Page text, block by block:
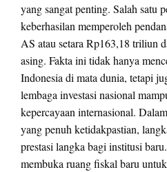
yang sangat penting. Salah satu
keberhasilan memperoleh
AS atau setara Rp163,18 triliun
asing. Fakta ini tidak hanya
Indonesia di mata dunia, tetapi
lembaga investasi nasional
kepercayaan internasional.
yang penuh ketidakpastian,
prestasi langka bagi institusi
membuka ruang fiskal baru